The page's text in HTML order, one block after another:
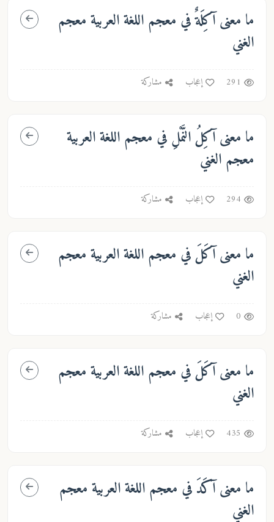
ما معنىآكِلَةٌفي معجم اللغة العربية معجم
الغني
291 إعجاب مشاركة
ما معنىآكِلُ النَّمْلِفي معجم اللغة العربية
معجم الغني
294 إعجاب مشاركة
ما معنىآكَلَفي معجم اللغة العربية معجم
الغني
0 إعجاب مشاركة
ما معنىآكَلَفي معجم اللغة العربية معجم
الغني
435 إعجاب مشاركة
ما معنىآكَدَفي معجم اللغة العربية معجم
الغني